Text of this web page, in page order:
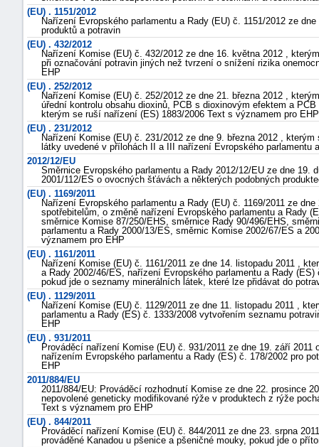
(EU) . 1151/2012
Nařízení Evropského parlamentu a Rady (EU) č. 1151/2012 ze
produktů a potravin
(EU) . 432/2012
Nařízení Komise (EU) č. 432/2012 ze dne 16. května 2012 ,
při označování potravin jiných než tvrzení o snížení rizika
EHP
(EU) . 252/2012
Nařízení Komise (EU) č. 252/2012 ze dne 21. března 2012 ,
úřední kontrolu obsahu dioxinů, PCB s dioxinovým efektem a
kterým se ruší nařízení (ES) 1883/2006 Text s významem pro EHP
(EU) . 231/2012
Nařízení Komise (EU) č. 231/2012 ze dne 9. března 2012 ,
látky uvedené v přílohách II a III nařízení Evropského parlamentu
2012/12/EU
Směrnice Evropského parlamentu a Rady 2012/12/EU ze dne 19.
2001/112/ES o ovocných šťávách a některých podobných
(EU) . 1169/2011
Nařízení Evropského parlamentu a Rady (EU) č. 1169/2011 ze
spotřebitelům, o změně nařízení Evropského parlamentu a Rady
směrnice Komise 87/250/EHS, směrnice Rady 90/496/EHS,
parlamentu a Rady 2000/13/ES, směrnic Komise 2002/67/ES a
významem pro EHP
(EU) . 1161/2011
Nařízení Komise (EU) č. 1161/2011 ze dne 14. listopadu 2011 ,
a Rady 2002/46/ES, nařízení Evropského parlamentu a Rady
pokud jde o seznamy minerálních látek, které lze přidávat do
(EU) . 1129/2011
Nařízení Komise (EU) č. 1129/2011 ze dne 11. listopadu 2011 ,
parlamentu a Rady (ES) č. 1333/2008 vytvořením seznamu
EHP
(EU) . 931/2011
Prováděcí nařízení Komise (EU) č. 931/2011 ze dne 19. září
nařízením Evropského parlamentu a Rady (ES) č. 178/2002 pro
EHP
2011/884/EU
2011/884/EU: Prováděcí rozhodnutí Komise ze dne 22. prosince
nepovolené geneticky modifikované rýže v produktech z rýže
Text s významem pro EHP
(EU) . 844/2011
Prováděcí nařízení Komise (EU) č. 844/2011 ze dne 23. srpna
prováděné Kanadou u pšenice a pšeničné mouky, pokud jde o